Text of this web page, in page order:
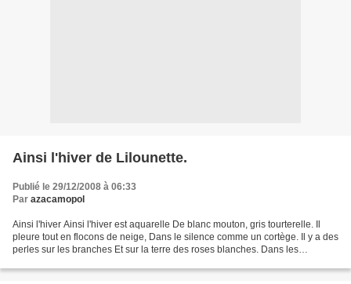
Ainsi l'hiver de Lilounette.
Publié le 29/12/2008 à 06:33
Par azacamopol
Ainsi l'hiver Ainsi l'hiver est aquarelle De blanc mouton, gris tourterelle. Il
pleure tout en flocons de neige, Dans le silence comme un cortège. Il y a des
perles sur les branches Et sur la terre des roses blanches. Dans les